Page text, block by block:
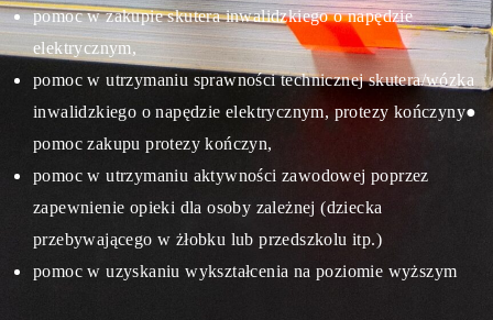
pomoc w zakupie skutera inwalidzkiego o napędzie
elektrycznym,
pomoc w utrzymaniu sprawności technicznej skutera/wózka
inwalidzkiego o napędzie elektrycznym, protezy kończyny●
pomoc zakupu protezy kończyn,
pomoc w utrzymaniu aktywności zawodowej poprzez
zapewnienie opieki dla osoby zależnej (dziecka
przebywającego w żłobku lub przedszkolu itp.)
pomoc w uzyskaniu wykształcenia na poziomie wyższym